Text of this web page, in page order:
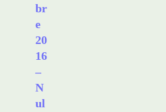
br
e
20
16
–
N
ul